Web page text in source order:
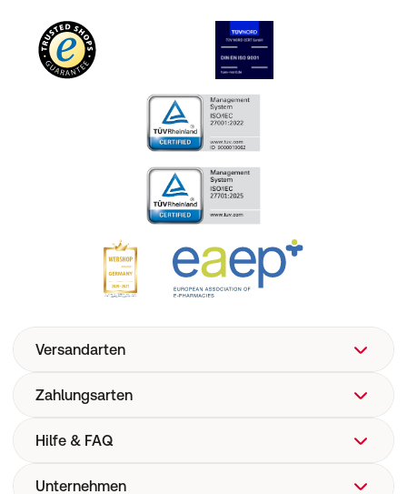
Versandarten
Zahlungsarten
Hilfe & FAQ
FAQ
Unternehmen